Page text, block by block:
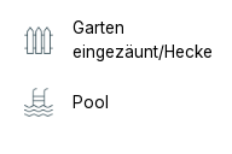
Garten
eingezäunt/Hecke
Pool